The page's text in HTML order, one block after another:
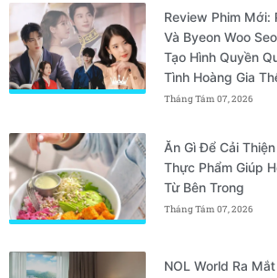
Review Phim Mới:
Và Byeon Woo
Tạo Hình Quyền
Tình Hoàng Gia
Tháng Tám 07, 2026
Ăn Gì Để Cải
Thực Phẩm Giúp
Từ Bên Trong
Tháng Tám 07, 2026
NOL World Ra